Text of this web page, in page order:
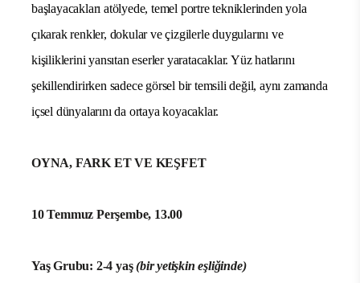
başlayacakları atölyede, temel portre tekniklerinden yola
çıkarak renkler, dokular ve çizgilerle duygularını ve
kişiliklerini yansıtan eserler yaratacaklar. Yüz hatlarını
şekillendirirken sadece görsel bir temsili değil, aynı zamanda
içsel dünyalarını da ortaya koyacaklar.
OYNA, FARK ET VE KEŞFET
10 Temmuz Perşembe, 13.00
Yaş Grubu: 2-4 yaş(bir yetişkin eşliğinde)